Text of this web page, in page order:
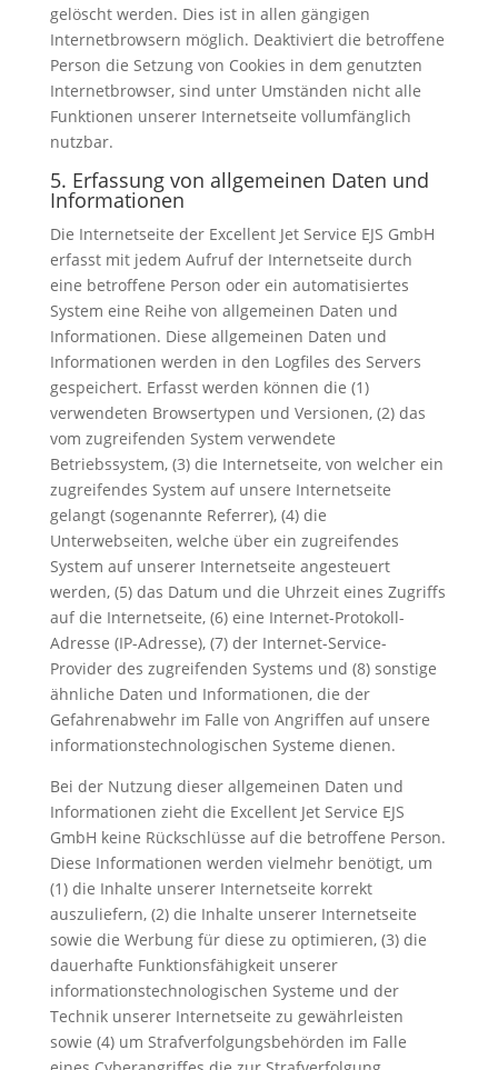
gelöscht werden. Dies ist in allen gängigen
Internetbrowsern möglich. Deaktiviert die betroffene
Person die Setzung von Cookies in dem genutzten
Internetbrowser, sind unter Umständen nicht alle
Funktionen unserer Internetseite vollumfänglich
nutzbar.
5. Erfassung von allgemeinen Daten und
Informationen
Die Internetseite der Excellent Jet Service EJS GmbH
erfasst mit jedem Aufruf der Internetseite durch
eine betroffene Person oder ein automatisiertes
System eine Reihe von allgemeinen Daten und
Informationen. Diese allgemeinen Daten und
Informationen werden in den Logfiles des Servers
gespeichert. Erfasst werden können die (1)
verwendeten Browsertypen und Versionen, (2) das
vom zugreifenden System verwendete
Betriebssystem, (3) die Internetseite, von welcher ein
zugreifendes System auf unsere Internetseite
gelangt (sogenannte Referrer), (4) die
Unterwebseiten, welche über ein zugreifendes
System auf unserer Internetseite angesteuert
werden, (5) das Datum und die Uhrzeit eines Zugriffs
auf die Internetseite, (6) eine Internet-Protokoll-
Adresse (IP-Adresse), (7) der Internet-Service-
Provider des zugreifenden Systems und (8) sonstige
ähnliche Daten und Informationen, die der
Gefahrenabwehr im Falle von Angriffen auf unsere
informationstechnologischen Systeme dienen.
Bei der Nutzung dieser allgemeinen Daten und
Informationen zieht die Excellent Jet Service EJS
GmbH keine Rückschlüsse auf die betroffene Person.
Diese Informationen werden vielmehr benötigt, um
(1) die Inhalte unserer Internetseite korrekt
auszuliefern, (2) die Inhalte unserer Internetseite
sowie die Werbung für diese zu optimieren, (3) die
dauerhafte Funktionsfähigkeit unserer
informationstechnologischen Systeme und der
Technik unserer Internetseite zu gewährleisten
sowie (4) um Strafverfolgungsbehörden im Falle